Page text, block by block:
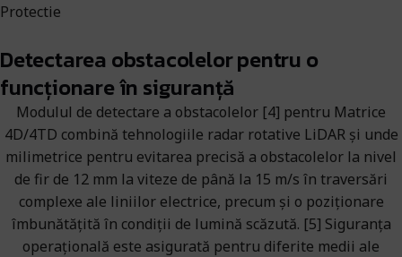
Protectie
Detectarea obstacolelor pentru o
funcționare în siguranță
Modulul de detectare a obstacolelor [4] pentru Matrice
4D/4TD combină tehnologiile radar rotative LiDAR și unde
milimetrice pentru evitarea precisă a obstacolelor la nivel
de fir de 12 mm la viteze de până la 15 m/s în traversări
complexe ale liniilor electrice, precum și o poziționare
îmbunătățită în condiții de lumină scăzută. [5] Siguranța
operațională este asigurată pentru diferite medii ale